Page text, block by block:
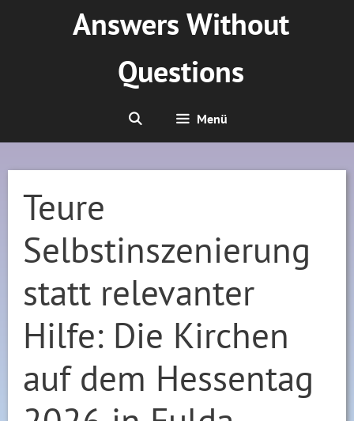
Answers Without
Questions
Menü
Teure
Selbstinszenierung
statt relevanter
Hilfe: Die Kirchen
auf dem Hessentag